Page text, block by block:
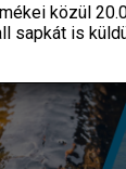
közül
sapkátis